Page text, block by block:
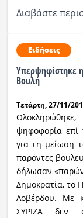
Διαβάστε
Ειδήσεις
Υπερψηφίστηκε
Βουλή
Τετάρτη, 27/11/
ψηφοφορία επί
για τη μείωση
παρόντες
δήλωσαν
Δημοκρατία, το
Λοβέρδου. Με
ΣΥΡΙΖΑ δεν